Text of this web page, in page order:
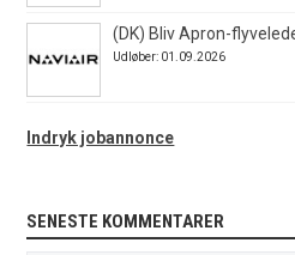
(DK) Bliv Apron-
Udløber: 01.09.2026
Indryk jobannonce
SENESTE KOMMENTARER